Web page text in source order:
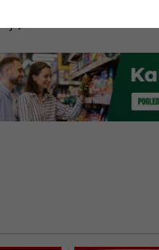
Iraku i Jemenu s